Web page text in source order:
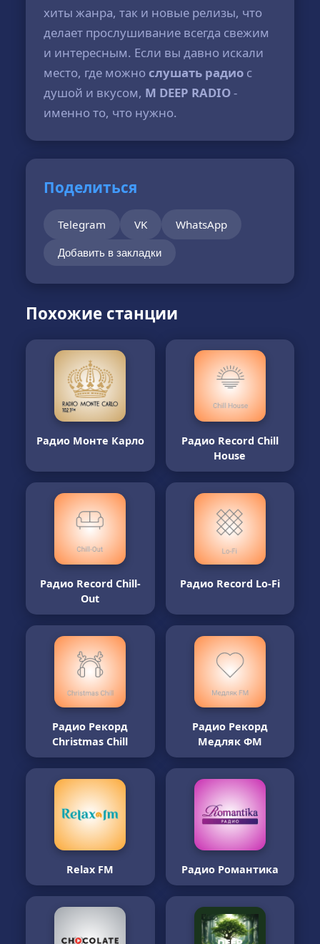
хиты жанра, так и новые релизы, что
делает прослушивание всегда свежим
и интересным. Если вы давно искали
место, где можно слушать радио с
душой и вкусом, M DEEP RADIO-
именно то, что нужно.
Поделиться
Telegram VK WhatsApp
Добавить в закладки
Похожие станции
Радио Монте Карло
Радио Record Chill
House
Радио Record Chill-
Out
Радио Record Lo-Fi
Радио Рекорд
Christmas Chill
Радио Рекорд
Медляк ФМ
Relax FM Радио Романтика